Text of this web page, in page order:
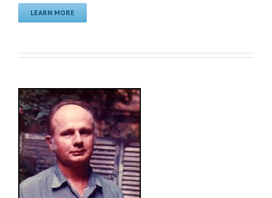
LEARN MORE